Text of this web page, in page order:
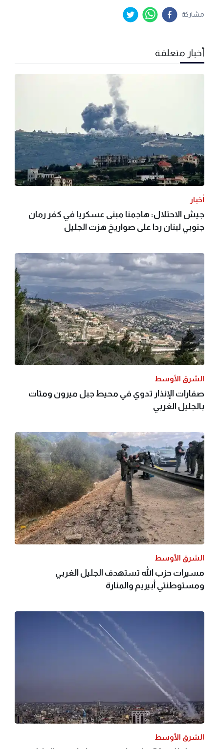
مشاركة
أخبار متعلقة
أخبار
جيش الاحتلال: هاجمنا مبنى عسكريا في كفر رمان
جنوبي لبنان ردا على صواريخ هزت الجليل
الشرق الأوسط
صفارات الإنذار تدوي في محيط جبل ميرون ومتات
بالجليل الغربي
الشرق الأوسط
مسيرات حزب الله تستهدف الجليل الغربي
ومستوطنتي أبيريم والمنارة
الشرق الأوسط